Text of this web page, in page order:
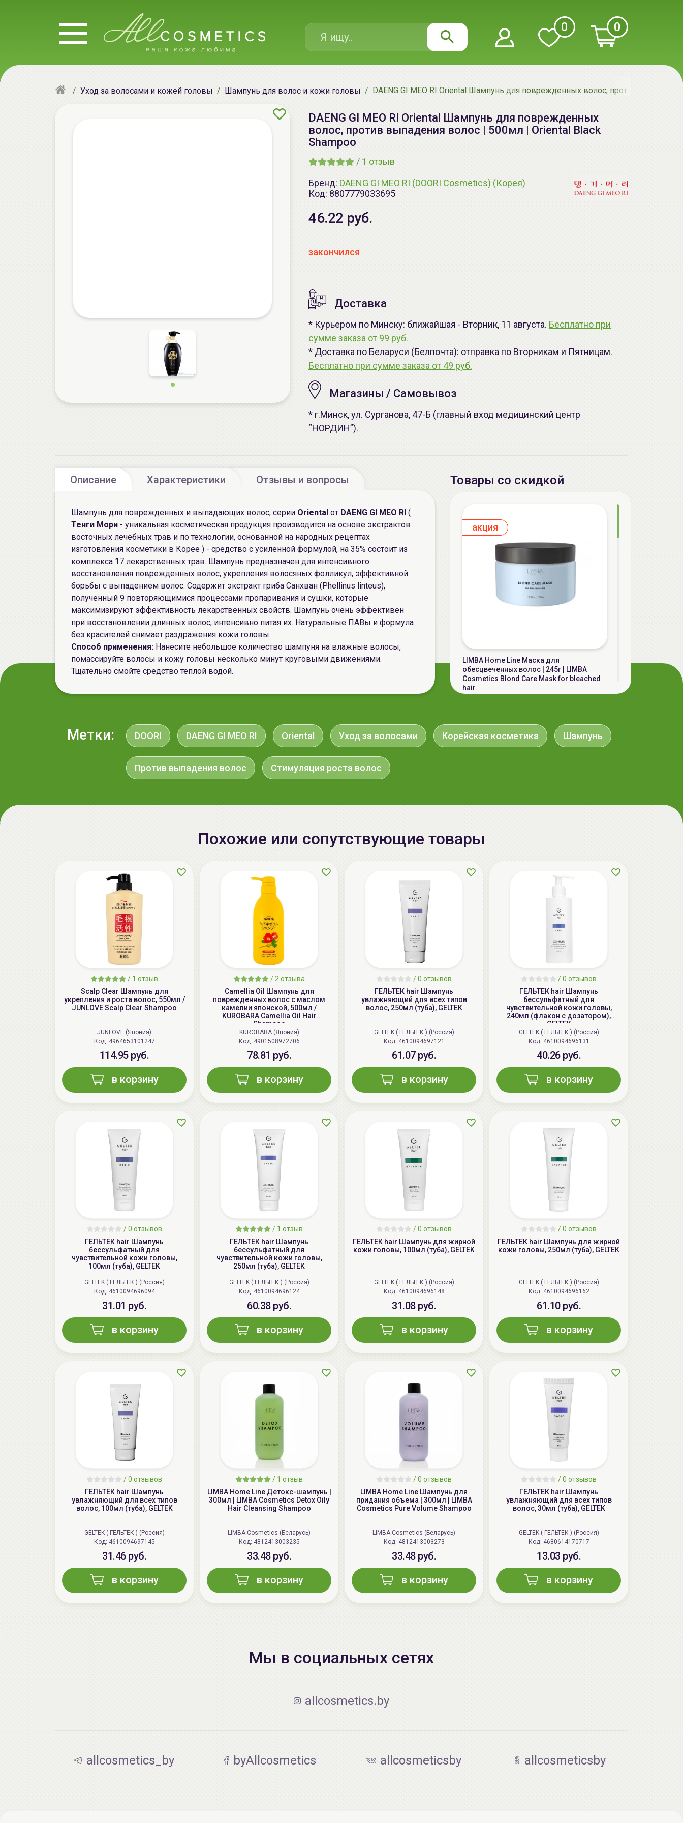
0 0
Уход за волосами и кожей головы Шампунь для волос и кожи головы DAENG GI MEO RI Oriental Шампунь для поврежденных волос, против
DAENG GI MEO RI Oriental Шампунь для поврежденных
волос, против выпадения волос | 500мл | Oriental Black
Shampoo
/ 1 отзыв
Бренд: DAENG GI MEO RI (DOORI Cosmetics) (Корея)
Код: 8807779033695
46.22 руб.
закончился
Доставка
* Курьером по Минску: ближайшая - Вторник, 11 августа. Бесплатно при
сумме заказа от 99 руб.
* Доставка по Беларуси (Белпочта): отправка по Вторникам и Пятницам.
Бесплатно при сумме заказа от 49 руб.
Магазины / Самовывоз
* г.Минск, ул. Сурганова, 47-Б (главный вход медицинский центр
“НОРДИН”).
Описание Характеристики Отзывы и вопросы
Шампунь для поврежденных и выпадающих волос, серии Oriental от DAENG GI MEO RI (
Тенги Мори - уникальная косметическая продукция производится на основе экстрактов
восточных лечебных трав и по технологии, основанной на народных рецептах
изготовления косметики в Корее ) - средство с усиленной формулой, на 35% состоит из
комплекса 17 лекарственных трав. Шампунь предназначен для интенсивного
восстановления поврежденных волос, укрепления волосяных фолликул, эффективной
борьбы с выпадением волос. Содержит экстракт гриба Санхван (Phellinus linteus),
полученный 9 повторяющимися процессами пропаривания и сушки, которые
максимизируют эффективность лекарственных свойств. Шампунь очень эффективен
при восстановлении длинных волос, интенсивно питая их. Натуральные ПАВы и формула
без красителей снимает раздражения кожи головы.
Способ применения: Нанесите небольшое количество шампуня на влажные волосы,
помассируйте волосы и кожу головы несколько минут круговыми движениями.
Тщательно смойте средство теплой водой.
Товары со скидкой
aкция
LIMBA Home Line Маска для
обесцвеченных волос | 245г | LIMBA
Cosmetics Blond Care Mask for bleached
hair
aкция
кудрявых волос, 250мл (туба), GELTEK
LIMBA Premium Line Маска-
реконструктор для волос | 750мл | LIMBA
Cosmetics Premium Line Reconstruction
139.50 руб.
AiliCode Бальзам для волос
увлажняющий, 250мл
19.99 руб.
27.38 руб. -26%
aкция
AiliCode Восстанавливающий крем-
пилинг для лица, 50мл
Метки: DOORI DAENG GI MEO RI Oriental Уход за волосами Корейская косметика Шампунь
Против выпадения волос Стимуляция роста волос
Похожие или сопутствующие товары
/ 1 отзыв
Scalp Clear Шампунь для
укрепления и роста волос, 550мл /
JUNLOVE Scalp Clear Shampoo
JUNLOVE (Япония)
Код: 4964653101247
114.95 руб.
в корзину
/ 2 отзыва
Camellia Oil Шампунь для
поврежденных волос с маслом
камелии японской, 500мл /
KUROBARA Camellia Oil Hair
Shampoo
KUROBARA (Япония)
Код: 4901508972706
78.81 руб.
в корзину
/0 отзывов
ГЕЛЬТЕК hair Шампунь
увлажняющий для всех типов
волос, 250мл (туба), GELTEK
GELTEK ( ГЕЛЬТЕК ) (Россия)
Код: 4610094697121
61.07 руб.
в корзину
/0 отзывов
ГЕЛЬТЕК hair Шампунь
бессульфатный для
чувствительной кожи головы,
240мл (флакон с дозатором),
GELTEK
GELTEK ( ГЕЛЬТЕК ) (Россия)
Код: 4610094696131
40.26 руб.
в корзину
/0 отзывов
ГЕЛЬТЕК hair Шампунь
бессульфатный для
чувствительной кожи головы,
100мл (туба), GELTEK
GELTEK ( ГЕЛЬТЕК ) (Россия)
Код: 4610094696094
31.01 руб.
в корзину
/ 1 отзыв
ГЕЛЬТЕК hair Шампунь
бессульфатный для
чувствительной кожи головы,
250мл (туба), GELTEK
GELTEK ( ГЕЛЬТЕК ) (Россия)
Код: 4610094696124
60.38 руб.
в корзину
/0 отзывов
ГЕЛЬТЕК hair Шампунь для жирной
кожи головы, 100мл (туба), GELTEK
GELTEK ( ГЕЛЬТЕК ) (Россия)
Код: 4610094696148
31.08 руб.
в корзину
/0 отзывов
ГЕЛЬТЕК hair Шампунь для жирной
кожи головы, 250мл (туба), GELTEK
GELTEK ( ГЕЛЬТЕК ) (Россия)
Код: 4610094696162
61.10 руб.
в корзину
/0 отзывов
ГЕЛЬТЕК hair Шампунь
увлажняющий для всех типов
волос, 100мл (туба), GELTEK
GELTEK ( ГЕЛЬТЕК ) (Россия)
Код: 4610094697145
31.46 руб.
в корзину
/ 1 отзыв
LIMBA Home Line Детокс-шампунь |
300мл | LIMBA Cosmetics Detox Oily
Hair Cleansing Shampoo
LIMBA Cosmetics (Беларусь)
Код: 4812413003235
33.48 руб.
в корзину
/0 отзывов
LIMBA Home Line Шампунь для
придания объема | 300мл | LIMBA
Cosmetics Pure Volume Shampoo
LIMBA Cosmetics (Беларусь)
Код: 4812413003273
33.48 руб.
в корзину
/0 отзывов
ГЕЛЬТЕК hair Шампунь
увлажняющий для всех типов
волос, 30мл (туба), GELTEK
GELTEK ( ГЕЛЬТЕК ) (Россия)
Код: 4680614170717
13.03 руб.
в корзину
Мы в социальных сетях
allcosmetics.by
allcosmetics_by byAllcosmetics allcosmeticsby allcosmeticsby